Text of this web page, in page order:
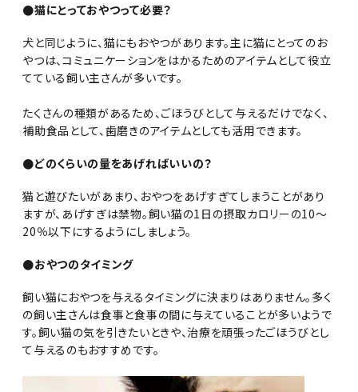
●猫にとっておやつって必要？
犬と同じように、猫にもおやつがあります。主に猫にとってのお
やつは、コミュニケーションをはかるためのアイテムとして役立
てている飼い主さんが多いです。
たくさんの種類があるため、ごほうびとして与えるだけでなく、
補助食品として、歯磨きのアイテムとしても活用できます。
●どのくらいの量をあげればいいの？
猫と遊びたいがあまり、おやつをあげすぎてしまうことがあり
ますが、あげすぎは禁物。飼い猫の1日の摂取カロリーの10～
20％以下にするようにしましょう。
●おやつのタイミング
飼い猫におやつを与えるタイミングに決まりはありません。多く
の飼い主さんは食事と食事の間に与えていることが多いようで
す。飼い猫の気を引きたいときや、治療を頑張ったごほうびとし
て与えるのもおすすめです。